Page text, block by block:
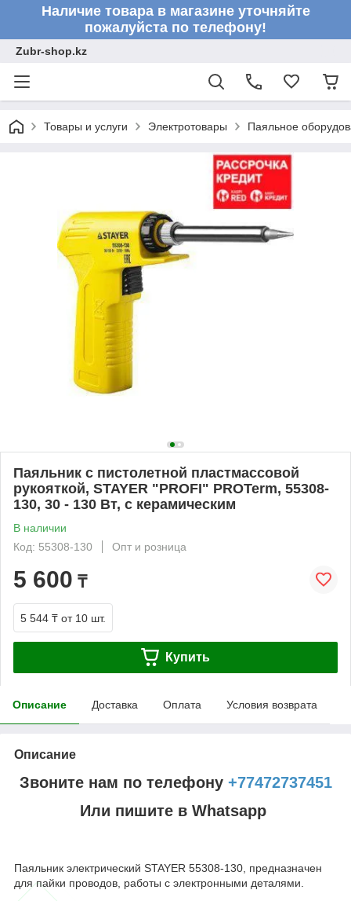
Наличие товара в магазине уточняйте
пожалуйста по телефону!
Zubr-shop.kz
Товары и услуги Электротовары Паяльное
Паяльник с пистолетной пластмассовой
рукояткой, STAYER "PROFI" PROTerm, 55308-
130, 30 - 130 Вт, с керамическим
В наличии
Код: 55308-130
Опт и розница
5 600 ₸
5 544 ₸ от 10 шт.
Купить
Описание Доставка Оплата Условия возврата
Описание
Звоните нам по телефону +77472737451
Или пишите в Whatsapp
Паяльник электрический STAYER 55308-130, предназначен
для пайки проводов, работы с электронными деталями.